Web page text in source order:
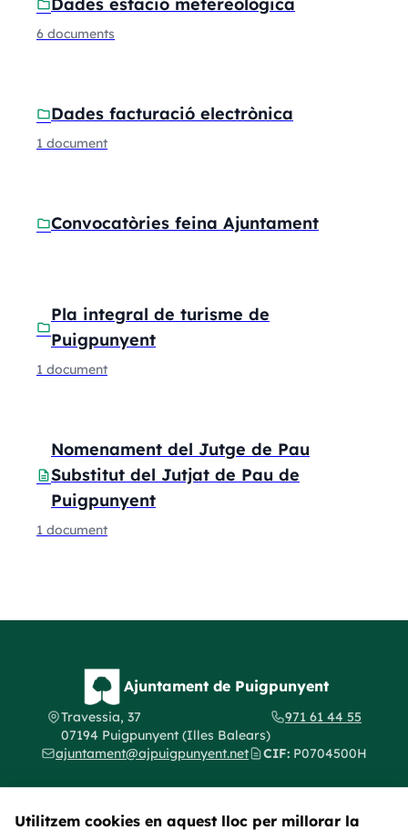
folderDades estació metereològica
6 documents
folderDades facturació electrònica
1 document
folderConvocatòries feina Ajuntament
folder
Pla integral de turisme de
Puigpunyent
1 document
description
Nomenament del Jutge de Pau
Substitut del Jutjat de Pau de
Puigpunyent
1 document
Ajuntament de Puigpunyent
Travessia, 37
07194 Puigpunyent (Illes Balears)
971 61 44 55
ajuntament@ajpuigpunyent.net CIF: P0704500H
Utilitzem cookies en aquest lloc per millorar la